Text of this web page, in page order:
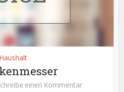
Haushalt
einen Kommentar